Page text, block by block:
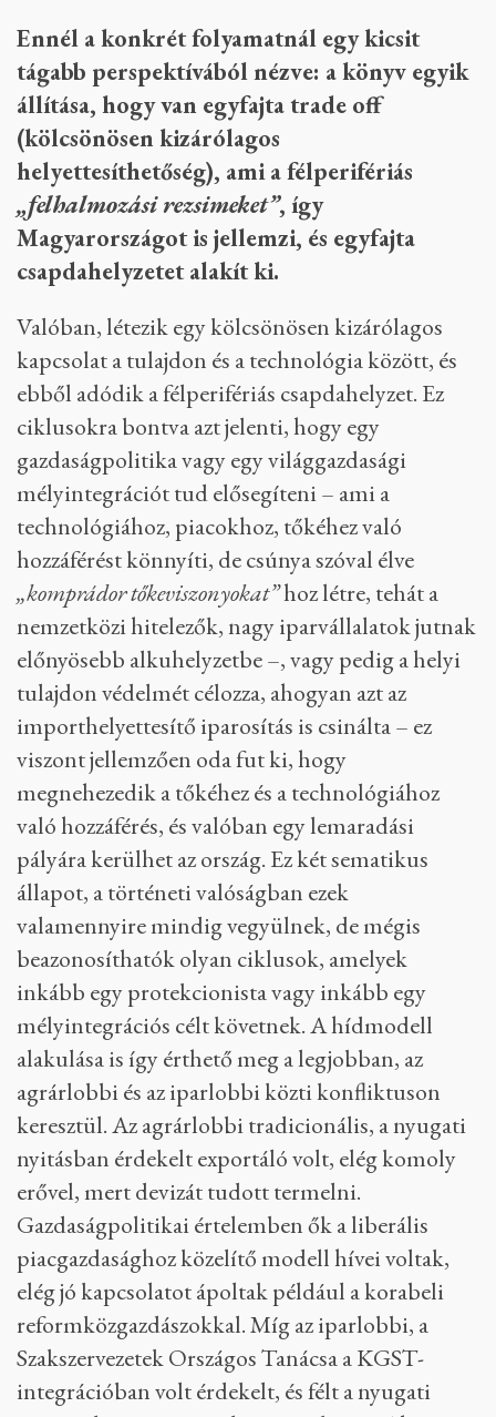
Ennél a konkrét folyamatnál egy kicsit
tágabb perspektívából nézve: a könyv egyik
állítása, hogy van egyfajta trade off
(kölcsönösen kizárólagos
helyettesíthetőség), ami a félperifériás
„felhalmozási rezsimeket”, így
Magyarországot is jellemzi, és egyfajta
csapdahelyzetet alakít ki.
Valóban, létezik egy kölcsönösen kizárólagos
kapcsolat a tulajdon és a technológia között, és
ebből adódik a félperifériás csapdahelyzet. Ez
ciklusokra bontva azt jelenti, hogy egy
gazdaságpolitika vagy egy világgazdasági
mélyintegrációt tud elősegíteni – ami a
technológiához, piacokhoz, tőkéhez való
hozzáférést könnyíti, de csúnya szóval élve
„komprádor tőkeviszonyokat”hoz létre, tehát a
nemzetközi hitelezők, nagy iparvállalatok jutnak
előnyösebb alkuhelyzetbe –, vagy pedig a helyi
tulajdon védelmét célozza, ahogyan azt az
importhelyettesítő iparosítás is csinálta – ez
viszont jellemzően oda fut ki, hogy
megnehezedik a tőkéhez és a technológiához
való hozzáférés, és valóban egy lemaradási
pályára kerülhet az ország. Ez két sematikus
állapot, a történeti valóságban ezek
valamennyire mindig vegyülnek, de mégis
beazonosíthatók olyan ciklusok, amelyek
inkább egy protekcionista vagy inkább egy
mélyintegrációs célt követnek. A hídmodell
alakulása is így érthető meg a legjobban, az
agrárlobbi és az iparlobbi közti konfliktuson
keresztül. Az agrárlobbi tradicionális, a nyugati
nyitásban érdekelt exportáló volt, elég komoly
erővel, mert devizát tudott termelni.
Gazdaságpolitikai értelemben ők a liberális
piacgazdasághoz közelítő modell hívei voltak,
elég jó kapcsolatot ápoltak például a korabeli
reformközgazdászokkal. Míg az iparlobbi, a
Szakszervezetek Országos Tanácsa a KGST-
integrációban volt érdekelt, és félt a nyugati